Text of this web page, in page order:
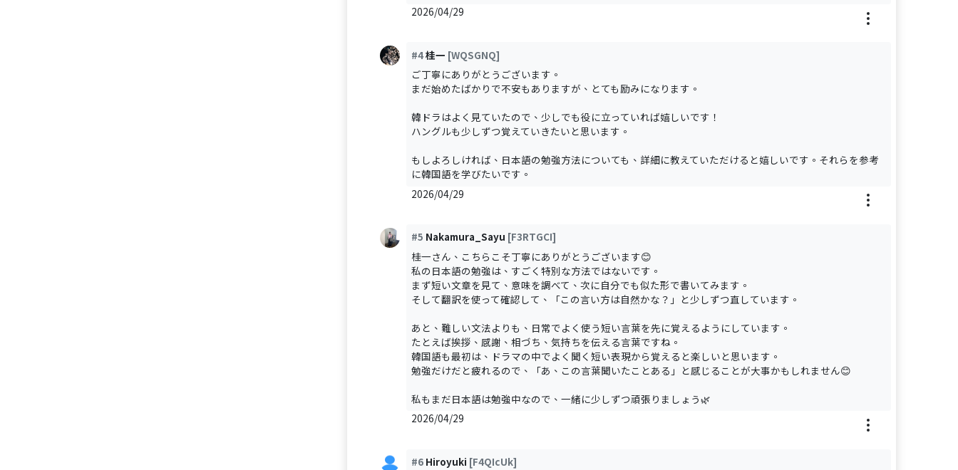
2026/04/29
#4桂一 [WQSGNQ]
ご丁寧にありがとうございます。
まだ始めたばかりで不安もありますが、とても励みになります。
韓ドラはよく見ていたので、少しでも役に立っていれば嬉しいです！
ハングルも少しずつ覚えていきたいと思います。
もしよろしければ、日本語の勉強方法についても、詳細に教えていただけると嬉しいです。それらを参考
に韓国語を学びたいです。
2026/04/29
#5 Nakamura_Sayu [F3RTGCI]
桂一さん、こちらこそ丁寧にありがとうございます😊
私の日本語の勉強は、すごく特別な方法ではないです。
まず短い文章を見て、意味を調べて、次に自分でも似た形で書いてみます。
そして翻訳を使って確認して、「この言い方は自然かな？」と少しずつ直しています。
あと、難しい文法よりも、日常でよく使う短い言葉を先に覚えるようにしています。
たとえば挨拶、感謝、相づち、気持ちを伝える言葉ですね。
韓国語も最初は、ドラマの中でよく聞く短い表現から覚えると楽しいと思います。
勉強だけだと疲れるので、「あ、この言葉聞いたことある」と感じることが大事かもしれません😊
私もまだ日本語は勉強中なので、一緒に少しずつ頑張りましょう🌿
2026/04/29
#6 Hiroyuki [F4QIcUk]